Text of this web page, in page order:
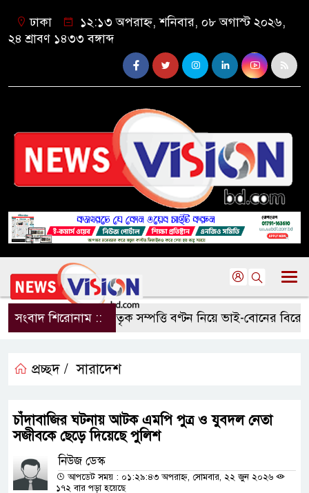
ঢাকা
১২:১৩ অপরাহ্ন, শনিবার, ০৮ অগাস্ট ২০২৬,
২৪ শ্রাবণ ১৪৩৩ বঙ্গাব্দ
সংবাদ শিরোনাম ::পৈতৃক সম্পত্তি বণ্টন নিয়ে ভাই-বোনের
প্রচ্ছদ / সারাদেশ
চাঁদাবাজির ঘটনায় আটক এমপি পুত্র ও যুবদল নেতা
সজীবকে ছেড়ে দিয়েছে পুলিশ
নিউজ ডেস্ক
আপডেট সময় : ০১:২৯:৪৩ অপরাহ্ন, সোমবার, ২২ জুন ২০২৬
১৭২ বার পড়া হয়েছে